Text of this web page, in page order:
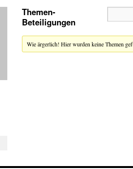
Themen-
Beteiligungen
Wie ärgerlich! Hier wurden keine Themen